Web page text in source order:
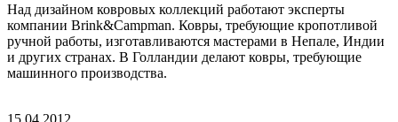
Над дизайном ковровых коллекций работают эксперты
компании Brink&Campman. Ковры, требующие кропотливой
ручной работы, изготавливаются мастерами в Непале, Индии
и других странах. В Голландии делают ковры, требующие
машинного производства.
15.04.2012